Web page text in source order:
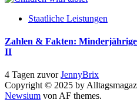
Staatliche Leistungen
Zahlen & Fakten:
II
4 Tagen zuvorJennyBrix
Copyright © 2025 by
Newsium von AF themes.